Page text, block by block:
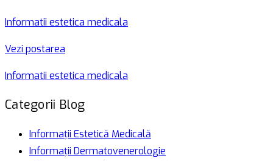
Informatii estetica medicala
Vezi postarea
Informatii estetica medicala
Categorii Blog
Informații Estetică Medicală
Informații Dermatovenerologie